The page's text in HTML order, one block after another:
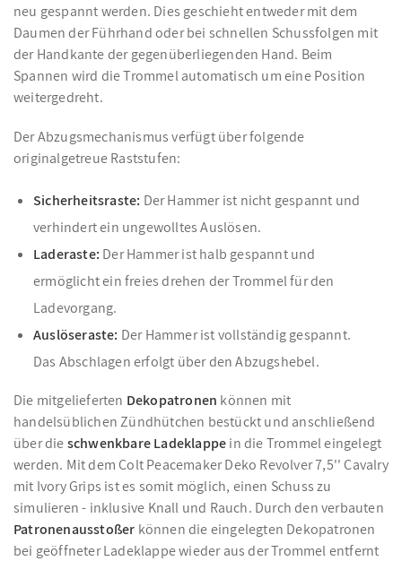
neu gespannt werden. Dies geschieht entweder mit dem
Daumen der Führhand oder bei schnellen Schussfolgen mit
der Handkante der gegenüberliegenden Hand. Beim
Spannen wird die Trommel automatisch um eine Position
weitergedreht.
Der Abzugsmechanismus verfügt über folgende
originalgetreue Raststufen:
Sicherheitsraste: Der Hammer ist nicht gespannt und
verhindert ein ungewolltes Auslösen.
Laderaste: Der Hammer ist halb gespannt und
ermöglicht ein freies drehen der Trommel für den
Ladevorgang.
Auslöseraste: Der Hammer ist vollständig gespannt.
Das Abschlagen erfolgt über den Abzugshebel.
Die mitgelieferten Dekopatronen können mit
handelsüblichen Zündhütchen bestückt und anschließend
über dieschwenkbare Ladeklappein die Trommel eingelegt
werden. Mit dem Colt Peacemaker Deko Revolver 7,5'' Cavalry
mit Ivory Grips ist es somit möglich, einen Schuss zu
simulieren - inklusive Knall und Rauch. Durch den verbauten
Patronenausstoßer können die eingelegten Dekopatronen
bei geöffneter Ladeklappe wieder aus der Trommel entfernt